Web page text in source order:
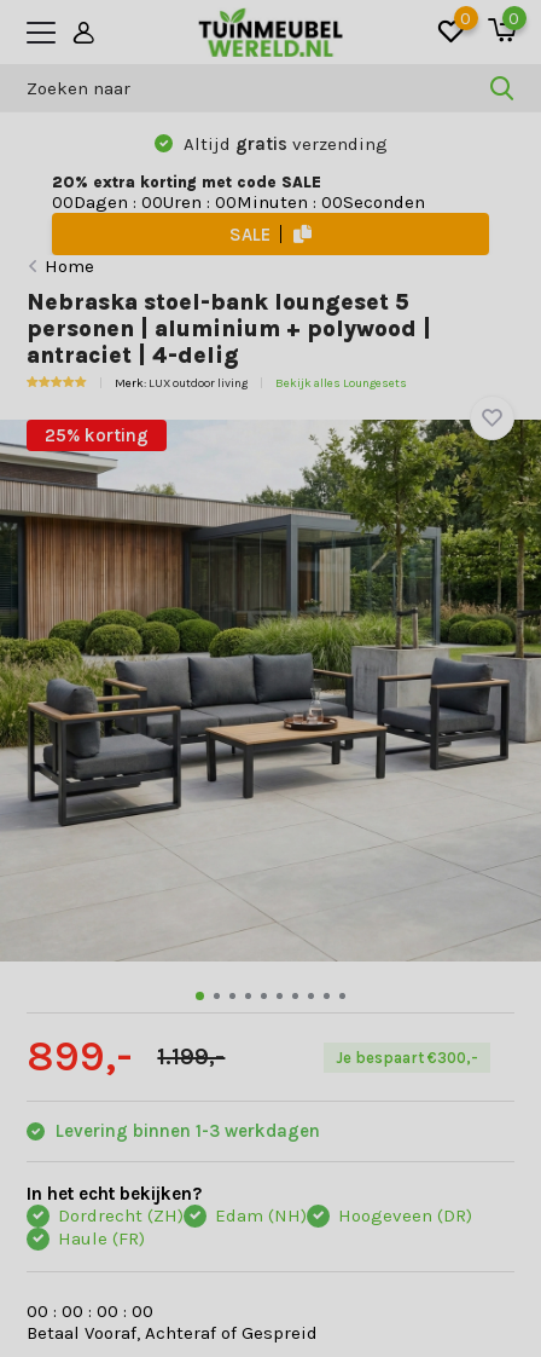
0 0
Altijd gratis verzending
20% extra korting met code SALE
00Dagen : 00Uren : 00Minuten : 00Seconden
SALE
Home
Nebraska stoel-bank loungeset 5
personen | aluminium + polywood |
antraciet | 4-delig
Merk: LUX outdoor living Bekijk alles Loungesets
25% korting
899,- 1.199,- Je bespaart €300,-
Levering binnen 1-3 werkdagen
In het echt bekijken?
Dordrecht (ZH)
Edam (NH)
Hoogeveen (DR)
Haule (FR)
00 :00 :00 :00
Betaal Vooraf, Achteraf of Gespreid